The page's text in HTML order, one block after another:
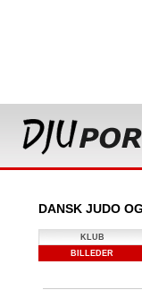
DANSK JUDO
KLUB
BILLEDER